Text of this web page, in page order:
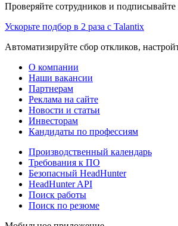
Проверяйте сотрудников и
Ускорьте подбор в 2 раза с Talantix
Автоматизируйте сбор откликов,
О компании
Наши вакансии
Партнерам
Реклама на сайте
Новости и статьи
Инвесторам
Кандидаты по профессиям
Производственный календарь
Требования к ПО
Безопасный HeadHunter
HeadHunter API
Поиск работы
Поиск по резюме